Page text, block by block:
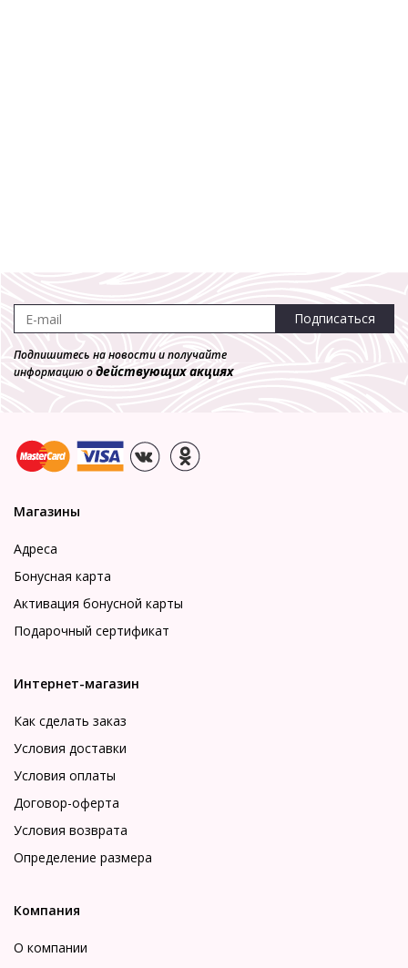
Подписаться
Подпишитесь на новости и получайте
информацию одействующих акциях
Магазины
Адреса
Бонусная карта
Активация бонусной карты
Подарочный сертификат
Интернет-магазин
Как сделать заказ
Условия доставки
Условия оплаты
Договор-оферта
Условия возврата
Определение размера
Компания
О компании